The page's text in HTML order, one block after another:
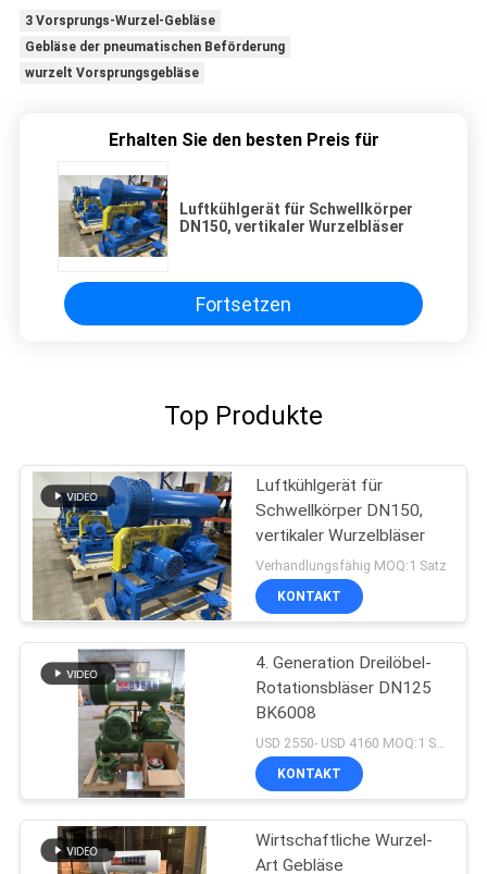
3 Vorsprungs-Wurzel-Gebläse
Gebläse der pneumatischen Beförderung
wurzelt Vorsprungsgebläse
Erhalten Sie den besten Preis für
Luftkühlgerät für Schwellkörper
DN150, vertikaler Wurzelbläser
Fortsetzen
Top Produkte
Luftkühlgerät für
Schwellkörper DN150,
vertikaler Wurzelbläser
Verhandlungsfähig MOQ:1 Satz
KONTAKT
4. Generation Dreilöbel-
Rotationsbläser DN125
BK6008
KONTAKT
Wirtschaftliche Wurzel-
Art Gebläse